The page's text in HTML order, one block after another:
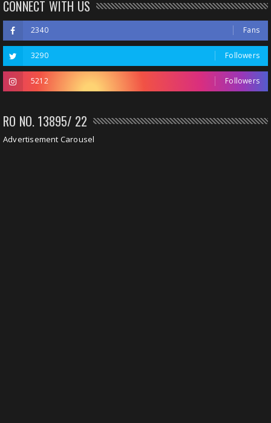
CONNECT WITH US
2340 Fans
3290 Followers
5212 Followers
RO NO. 13895/ 22
Advertisement Carousel